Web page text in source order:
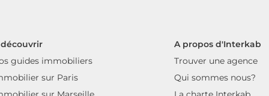
guides immobiliers
sur Paris
A propos d'Interkab
Trouver une agence
Qui sommes nous?